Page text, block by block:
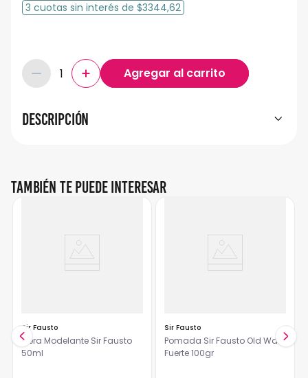
3 cuotas sin interés de $3344,62
Descripción
También te puede interesar
Sir Fausto
Cera Modelante Sir Fausto
50ml
Sir Fausto
Pomada Sir Fausto Old Wax
Fuerte 100gr